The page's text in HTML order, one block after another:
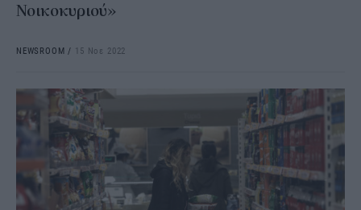
Νοικοκυριού»
NEWSROOM / 15 Νοε 2022